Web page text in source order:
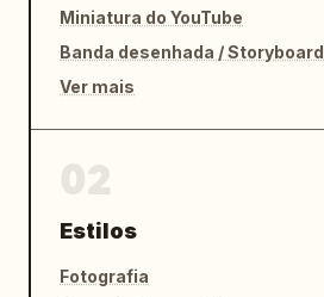
Miniatura do YouTube
Banda desenhada / Storyboard
Ver mais
Estilos
Fotografia